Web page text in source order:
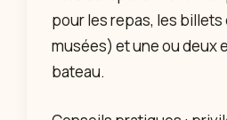
pour les repas, les billets
musées) et une ou deux
bateau.